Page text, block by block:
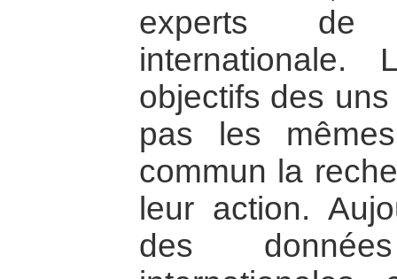
experts de
objectifs des
pas les
commun la
leur action.
des